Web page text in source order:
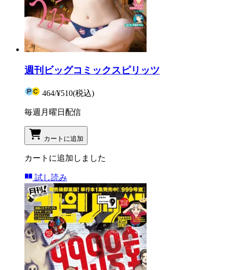
週刊ビッグコミックスピリッツ
464/¥510(税込)
毎週月曜日配信
カートに追加
カートに追加しました
試し読み